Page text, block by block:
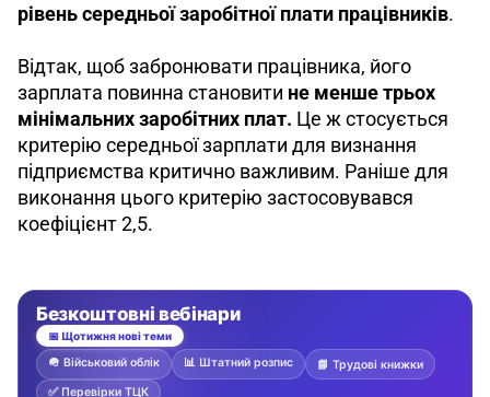
рівень середньої заробітної плати працівників.
Відтак, щоб забронювати працівника, його
зарплата повинна становити не менше трьох
мінімальних заробітних плат. Це ж стосується
критерію середньої зарплати для визнання
підприємства критично важливим. Раніше для
виконання цього критерію застосовувався
коефіцієнт 2,5.